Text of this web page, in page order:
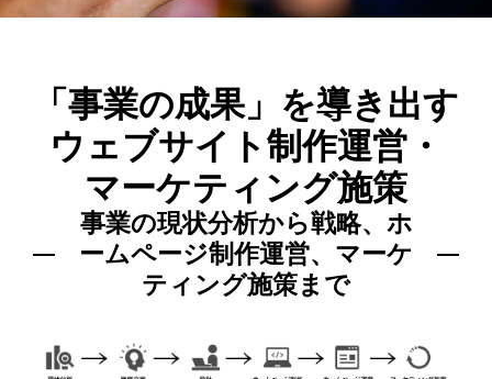
「事業の成果」を導き出す
ウェブサイト制作運営・
マーケティング施策
事業の現状分析から戦略、ホ
ームページ制作運営、マーケ
ティング施策まで